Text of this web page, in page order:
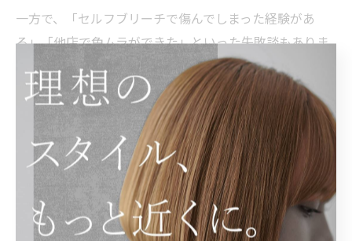
一方で、「セルフブリーチで傷んでしまった経験があ
る」「他店で色ムラができた」といった失敗談もありま
す。美容室でのプロのケア施術は、こうしたトラブルを
防ぐためにも欠かせません。
美容室で叶うダメージ最小ブリーチ事例
渋谷区の美容室では、ダメージを最小限に抑えたブリー
チの成功事例が多数報告されています。例えば、ハイト
ーンカラーを希望する方にケアブリーチを使用し、施術
前後に集中トリートメントを行うことで、髪の強度やツ